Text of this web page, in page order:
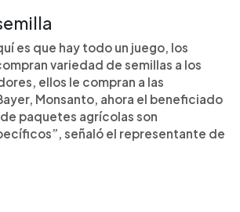
es que hay todo un juego, los
variedad de semillas a los
ellos le compran a las
Monsanto, ahora el beneficiado
paquetes agrícolas son
señaló el representante de